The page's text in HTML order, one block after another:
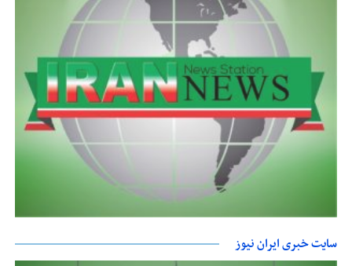
سایت خبری ایران نیوز